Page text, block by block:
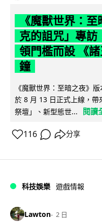
《魔獸世界：
克的詛咒」專訪
領門檻而設 《
鐘
《魔獸世界：至暗之夜》
於 8 月 13 日正式上線，
祭壇」、新型態世...
閱讀
116 分享
科技娛樂 遊戲情報
Lawton 2 日